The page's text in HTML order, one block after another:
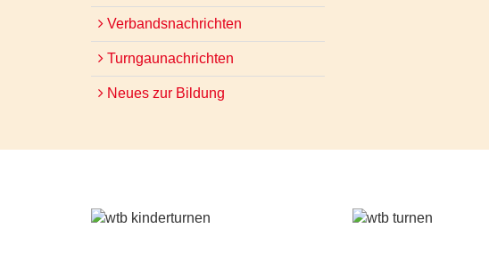
Verbandsnachrichten
Turngaunachrichten
Neues zur Bildung